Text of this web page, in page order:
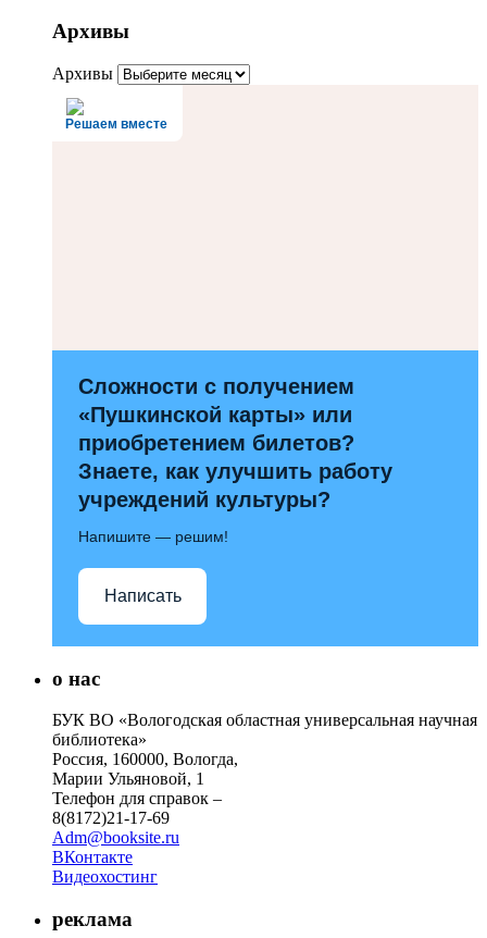
Архивы
Архивы
Решаем вместе
Сложности с получением
«Пушкинской карты» или
приобретением билетов?
Знаете, как улучшить работу
учреждений культуры?
Напишите — решим!
Написать
о нас
БУК ВО «Вологодская областная универсальная научная
библиотека»
Россия, 160000, Вологда,
Марии Ульяновой, 1
Телефон для справок –
8(8172)21-17-69
Adm@booksite.ru
ВКонтакте
Видеохостинг
реклама